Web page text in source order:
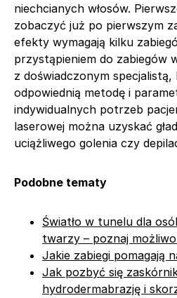
niechcianych włosów.
zobaczyć już po pierwszym
efekty wymagają kilku
przystąpieniem do zabiegów
z doświadczonym
odpowiednią metodę i
indywidualnych potrzeb
laserowej można uzyskać
uciążliwego golenia czy
Podobne tematy
Światło w tunelu dla
twarzy – poznaj
Jakie zabiegi pomagają
Jak pozbyć się
hydrodermabrazję i